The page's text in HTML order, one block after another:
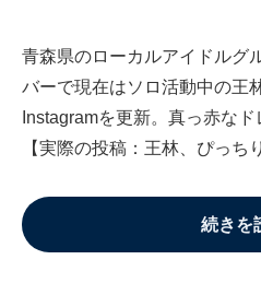
青森県のローカルアイドルグ
バーで現在はソロ活動中の王
Instagramを更新。真っ赤なド
【実際の投稿：王林、ぴっち
続きを